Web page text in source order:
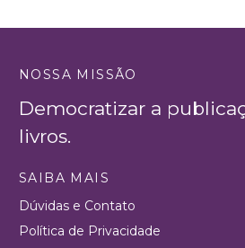
NOSSA MISSÃO
Democratizar a
livros.
SAIBA MAIS
Dúvidas e Contato
Política de Privacidade